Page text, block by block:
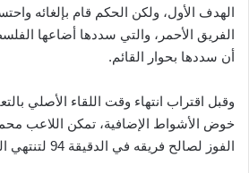
الهدف الأول، ولكن الحكم قام بإلغائه
الفريق الأحمر، والتي سددها أضاعها
أن سددها بحوار القائم.
وقبل اقتراب انتهاء وقت اللقاء الأصلي
خوض الأشواط الإضافية، تمكن اللاعب
الفوز لصالح فريقه في الدقيقة 94 لتنتهي المواجهة بهذه النتيجة.